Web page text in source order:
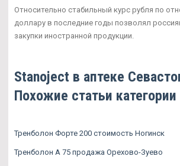
Относительно стабильный курс рубля по
доллару в последние годы позволял
закупки иностранной продукции.
Stanoject в аптеке
Похожие статьи категории
Тренболон Форте 200 стоимость Ногинск
Тренболон A 75 продажа Орехово-Зуево